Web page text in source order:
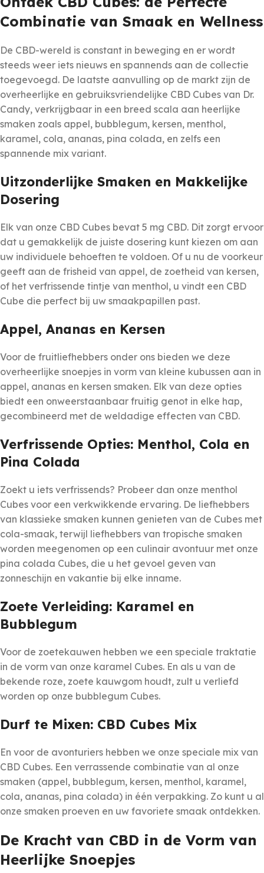
Combinatie van Smaak en Wellness
De CBD-wereld is constant in beweging en er wordt
steeds weer iets nieuws en spannends aan de collectie
toegevoegd. De laatste aanvulling op de markt zijn de
overheerlijke en gebruiksvriendelijke CBD Cubes van Dr.
Candy, verkrijgbaar in een breed scala aan heerlijke
smaken zoals appel, bubblegum, kersen, menthol,
karamel, cola, ananas, pina colada, en zelfs een
spannende mix variant.
Uitzonderlijke Smaken en Makkelijke
Dosering
Elk van onze CBD Cubes bevat 5 mg CBD. Dit zorgt ervoor
dat u gemakkelijk de juiste dosering kunt kiezen om aan
uw individuele behoeften te voldoen. Of u nu de voorkeur
geeft aan de frisheid van appel, de zoetheid van kersen,
of het verfrissende tintje van menthol, u vindt een CBD
Cube die perfect bij uw smaakpapillen past.
Appel, Ananas en Kersen
Voor de fruitliefhebbers onder ons bieden we deze
overheerlijke snoepjes in vorm van kleine kubussen aan in
appel, ananas en kersen smaken. Elk van deze opties
biedt een onweerstaanbaar fruitig genot in elke hap,
gecombineerd met de weldadige effecten van CBD.
Verfrissende Opties: Menthol, Cola en
Pina Colada
Zoekt u iets verfrissends? Probeer dan onze menthol
Cubes voor een verkwikkende ervaring. De liefhebbers
van klassieke smaken kunnen genieten van de Cubes met
cola-smaak, terwijl liefhebbers van tropische smaken
worden meegenomen op een culinair avontuur met onze
pina colada Cubes, die u het gevoel geven van
zonneschijn en vakantie bij elke inname.
Zoete Verleiding: Karamel en
Bubblegum
Voor de zoetekauwen hebben we een speciale traktatie
in de vorm van onze karamel Cubes. En als u van de
bekende roze, zoete kauwgom houdt, zult u verliefd
worden op onze bubblegum Cubes.
Durf te Mixen: CBD Cubes Mix
En voor de avonturiers hebben we onze speciale mix van
CBD Cubes. Een verrassende combinatie van al onze
smaken (appel, bubblegum, kersen, menthol, karamel,
cola, ananas, pina colada) in één verpakking. Zo kunt u al
onze smaken proeven en uw favoriete smaak ontdekken.
De Kracht van CBD in de Vorm van
Heerlijke Snoepjes